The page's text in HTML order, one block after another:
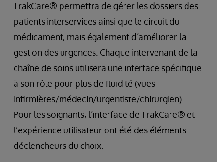
TrakCare® permettra de gérer les dossiers des
patients interservices ainsi que le circuit du
médicament, mais également d’améliorer la
gestion des urgences. Chaque intervenant de la
chaîne de soins utilisera une interface spécifique
à son rôle pour plus de fluidité (vues
infirmières/médecin/urgentiste/chirurgien).
Pour les soignants, l’interface de TrakCare® et
l’expérience utilisateur ont été des éléments
déclencheurs du choix.